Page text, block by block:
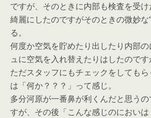
ですが、そのときに内部も検査を受
綺麗にしたのですがそのときの微妙な
る。
何度か空気を貯めたり出したり内部
ュに空気を入れ替えたりはしたのです
ただスタッフにもチェックをしても
は「何か？？？」って感じ。
多分河原が一番鼻が利くんだと思う
すが、その後「こんな感じのにおい